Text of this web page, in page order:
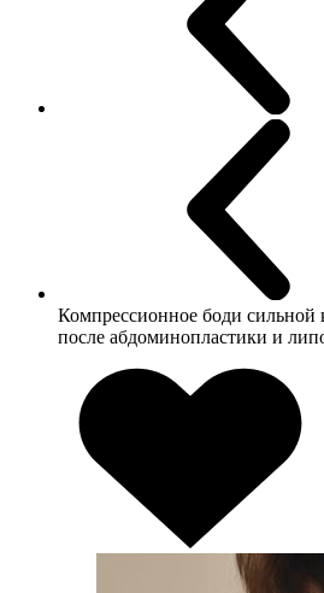
Компрессионное боди сильной
после абдоминопластики и